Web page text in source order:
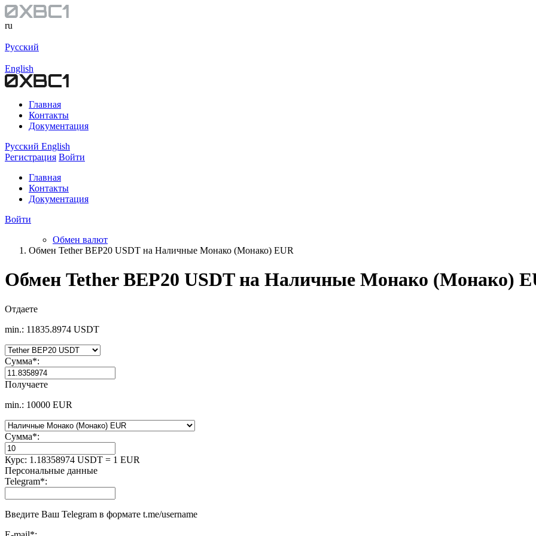
ru
Русский
English
Главная
Контакты
Документация
Русский English
Регистрация Войти
Главная
Контакты
Документация
Войти
Обмен валют
Обмен Tether BEP20 USDT на Наличные Монако (Монако) EUR
Обмен Tether BEP20 USDT на Наличные Монако (Монако)
Отдаете
min.: 11835.8974 USDT
Сумма*:
Получаете
min.: 10000 EUR
Сумма*:
Курс: 1.18358974 USDT = 1 EUR
Персональные данные
Telegram*:
Введите Ваш Telegram в формате t.me/username